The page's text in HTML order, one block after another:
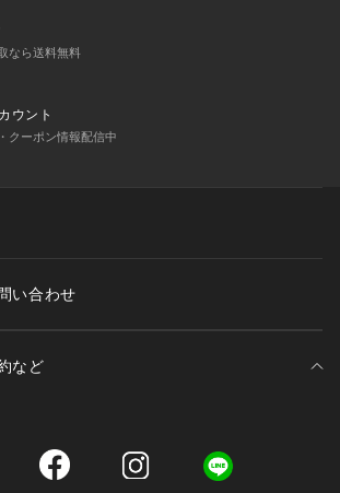
なら送料無料
ウント
クーポン情報配信中
い合わせ
など